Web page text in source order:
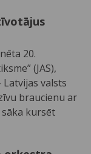
20.
(JAS),
valsts
braucienu ar
kursēt